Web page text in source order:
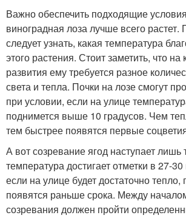
Важно обеспечить подходящие
виноградная лоза лучше всего
следует узнать, какая температура
этого растения. Стоит заметить, что
развития ему требуется разное
света и тепла. Почки на лозе смогут
при условии, если на улице
поднимется выше 10 градусов. Чем
тем быстрее появятся первые
А вот созревание ягод наступает лишь
температура достигает отметки в 27-
если на улице будет достаточно
появятся раньше срока. Между
созревания должен пройти